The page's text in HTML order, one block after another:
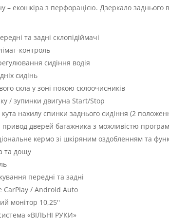
– екошкіра з перфорацією. Дзеркало
та задні склопідіймачі
контроль
сидіння водія
сидінь
скла у зоні покою склоочисників
/ зупинки двигуна Start/Stop
нахилу спинки заднього сидіння (2
дверей багажника з можливістю
кермо зі шкіряним оздобленням та
та дощу
передні та задні
CarPlay / Android Auto
монітор 10,25''
«ВІЛЬНІ РУКИ»